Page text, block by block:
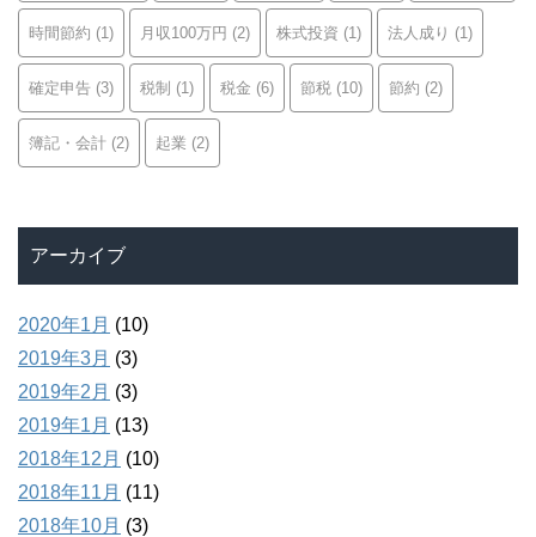
時間節約 (1) 月収100万円 (2) 株式投資 (1) 法人成り (1)
確定申告 (3) 税制 (1) 税金 (6) 節税 (10) 節約 (2)
簿記・会計 (2) 起業 (2)
アーカイブ
2020年1月 (10)
2019年3月 (3)
2019年2月 (3)
2019年1月 (13)
2018年12月 (10)
2018年11月 (11)
2018年10月 (3)